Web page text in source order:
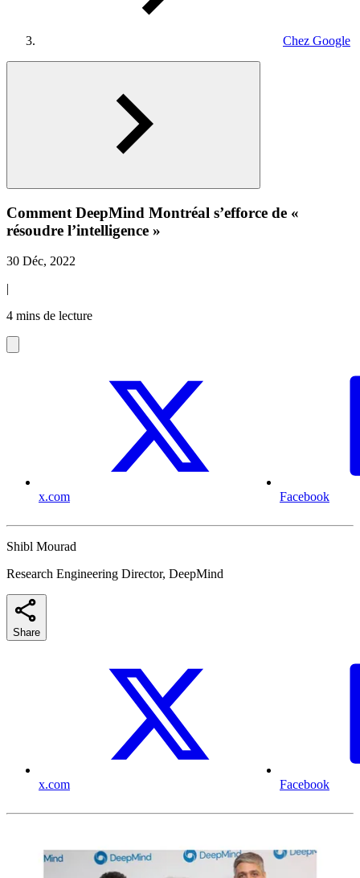
Chez Google
Comment DeepMind Montréal s’efforce de «
résoudre l’intelligence »
30 Déc, 2022
|
4 mins de lecture
x.com Facebook
Shibl Mourad
Research Engineering Director, DeepMind
Share
x.com Facebook